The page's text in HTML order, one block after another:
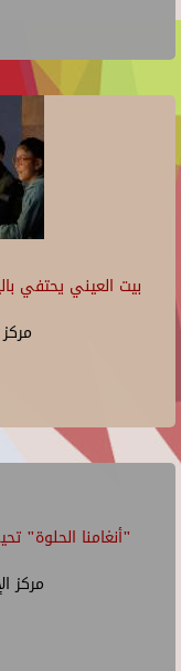
بيت العيني يحتفي
"أنغامنا الحلوة"
مركز